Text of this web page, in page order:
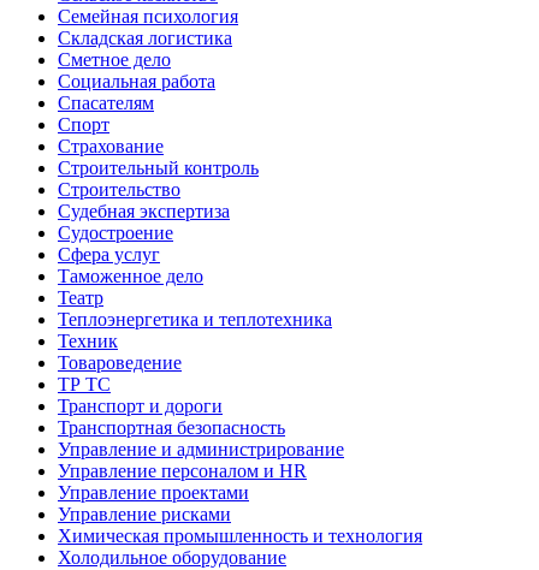
Семейная психология
Складская логистика
Сметное дело
Социальная работа
Спасателям
Спорт
Страхование
Строительный контроль
Строительство
Судебная экспертиза
Судостроение
Сфера услуг
Таможенное дело
Театр
Теплоэнергетика и теплотехника
Техник
Товароведение
ТР ТС
Транспорт и дороги
Транспортная безопасность
Управление и администрирование
Управление персоналом и HR
Управление проектами
Управление рисками
Химическая промышленность и технология
Холодильное оборудование